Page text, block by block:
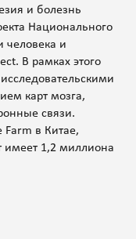
и болезнь
Национального
человека и
В рамках этого
карт мозга,
связи.
Farm в Китае,
имеет 1,2 миллиона